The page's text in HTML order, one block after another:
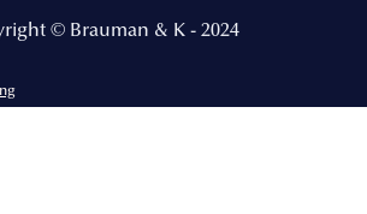
© Brauman & K - 2024